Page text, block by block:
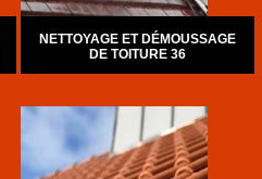
NETTOYAGE ET DÉMOUSSAGE
DE TOITURE 36